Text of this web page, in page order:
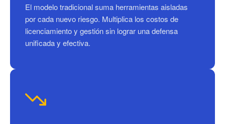
El modelo tradicional suma herramientas aisladas
por cada nuevo riesgo. Multiplica los costos de
licenciamiento y gestión sin lograr una defensa
unificada y efectiva.